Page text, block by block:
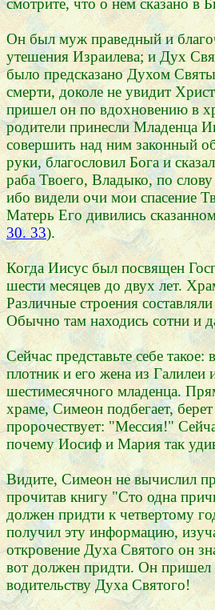
смотрите, что о нем сказано в
Он был муж праведный и
утешения Израилева; и Дух
было предсказано Духом
смерти, доколе не увидит
пришел он по вдохновению в
родители принесли Младенца
совершить над ним законный
руки, благословил Бога и
раба Твоего, Владыко, по
ибо видели очи мои спасение
Матерь Его дивились
30. 33).
Когда Иисус был посвящен
шести месяцев до двух лет.
Различные строения
Обычно там находись сотни и
Сейчас представьте себе такое:
плотник и его жена из Галилеи
шестимесячного младенца.
храме, Симеон подбегает,
пророчествует: "Мессия!"
почему Иосиф и Мария так
Видите, Симеон не вычислил
прочитав книгу "Сто одна
должен придти к четвертому
получил эту информацию,
откровение Духа Святого он
вот должен придти. Он пришел
водительству Духа Святого!